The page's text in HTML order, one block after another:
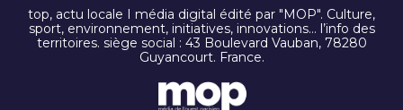
top, actu locale I média digital édité par "MOP". Culture,
sport, environnement, initiatives, innovations… l’info des
territoires. siège social : 43 Boulevard Vauban, 78280
Guyancourt. France.